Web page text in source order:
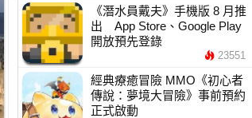
《潛水員戴夫》手機版 8 月推
出 App Store、Google Play
開放預先登錄
23551
經典療癒冒險 MMO《初心者
傳說：夢境大冒險》事前預約
正式啟動